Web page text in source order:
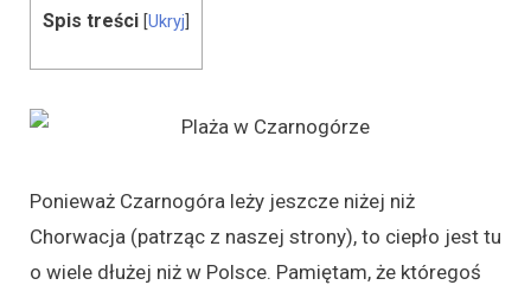
Spis treści [Ukryj
Ponieważ Czarnogóra leży jeszcze niżej niż
Chorwacja (patrząc z naszej strony), to ciepło jest tu
o wiele dłużej niż w Polsce. Pamiętam, że któregoś